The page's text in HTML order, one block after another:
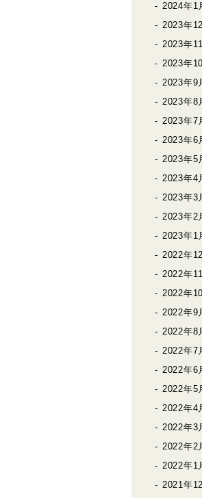
2024年1
2023年
2023年
2023年
2023年9
2023年8
2023年7
2023年6
2023年5
2023年4
2023年3
2023年2
2023年1
2022年
2022年
2022年
2022年9
2022年8
2022年7
2022年6
2022年5
2022年4
2022年3
2022年2
2022年1
2021年